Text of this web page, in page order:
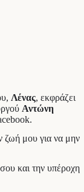
Λένας, εκφράζει
Αντώνη
ζωή μου για να μην
και την υπέροχη